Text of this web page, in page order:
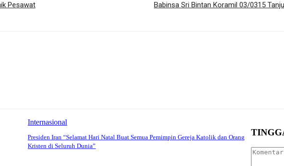
Pesawat Babinsa Sri Bintan Koramil 03/0315
Internasional
Presiden Iran “Selamat Hari Natal Buat Semua Pemimpin Gereja Katolik dan Orang
Kristen di Seluruh Dunia”